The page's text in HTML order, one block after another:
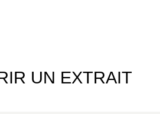
UN EXTRAIT